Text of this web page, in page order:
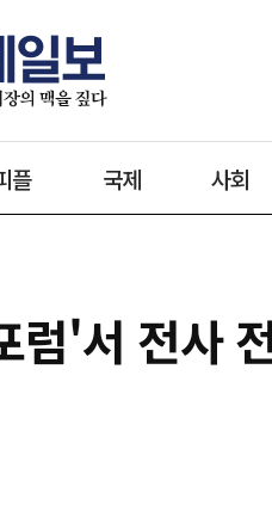
플 국제 사회
'서 전사